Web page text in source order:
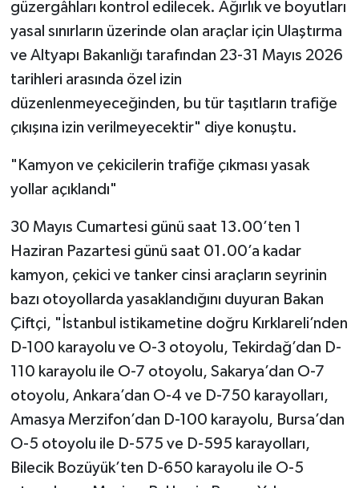
güzergâhları kontrol edilecek. Ağırlık ve boyutları
yasal sınırların üzerinde olan araçlar için Ulaştırma
ve Altyapı Bakanlığı tarafından 23-31 Mayıs 2026
tarihleri arasında özel izin
düzenlenmeyeceğinden, bu tür taşıtların trafiğe
çıkışına izin verilmeyecektir" diye konuştu.
"Kamyon ve çekicilerin trafiğe çıkması yasak
yollar açıklandı"
30 Mayıs Cumartesi günü saat 13.00’ten 1
Haziran Pazartesi günü saat 01.00’a kadar
kamyon, çekici ve tanker cinsi araçların seyrinin
bazı otoyollarda yasaklandığını duyuran Bakan
Çiftçi, "İstanbul istikametine doğru Kırklareli’nden
D-100 karayolu ve O-3 otoyolu, Tekirdağ’dan D-
110 karayolu ile O-7 otoyolu, Sakarya’dan O-7
otoyolu, Ankara’dan O-4 ve D-750 karayolları,
Amasya Merzifon’dan D-100 karayolu, Bursa’dan
O-5 otoyolu ile D-575 ve D-595 karayolları,
Bilecik Bozüyük’ten D-650 karayolu ile O-5